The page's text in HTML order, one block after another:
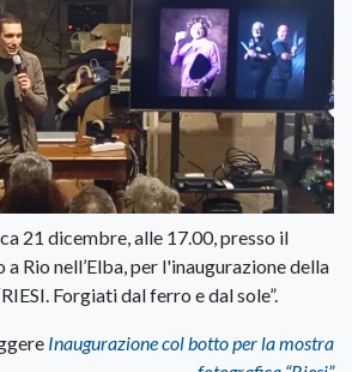
21 dicembre, alle 17.00, presso il
Rio nell’Elba, per l'inaugurazione della
Forgiati dal ferro e dal sole”.
Inaugurazione col botto per la mostra